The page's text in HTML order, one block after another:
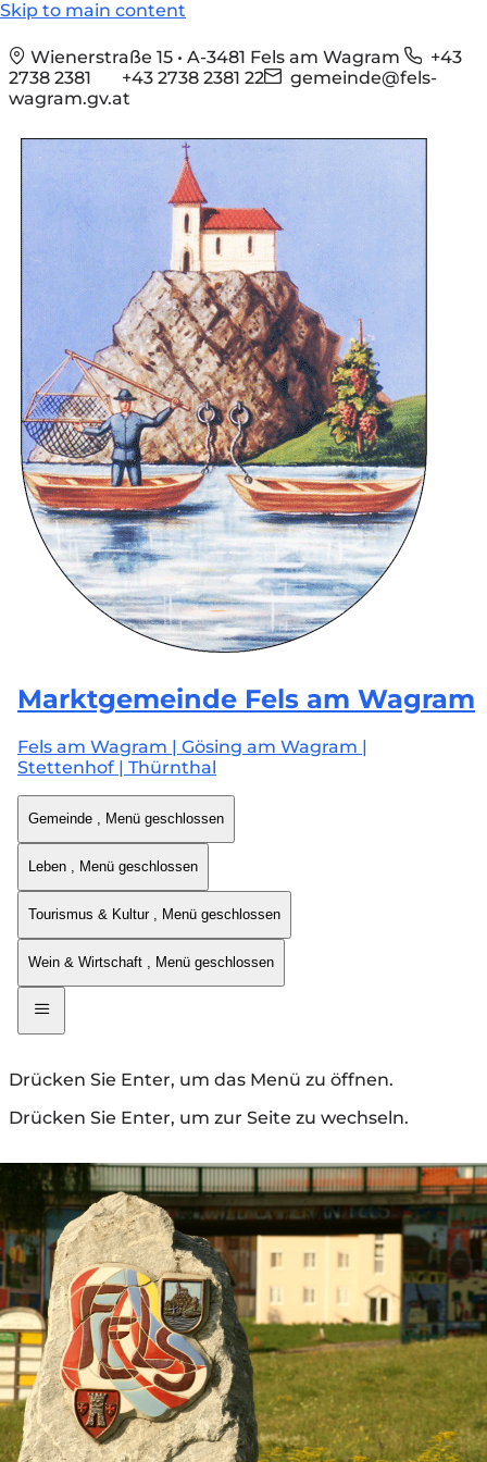
Skip to main content
Wienerstraße 15 • A-3481 Fels am Wagram
+43
2738 2381
+43 2738 2381 22
gemeinde@fels-
wagram.gv.at
Marktgemeinde Fels am Wagram
Fels am Wagram | Gösing am Wagram |
Stettenhof | Thürnthal
Gemeinde , Menü geschlossen
Leben , Menü geschlossen
Tourismus & Kultur , Menü geschlossen
Wein & Wirtschaft , Menü geschlossen
Drücken Sie Enter, um das Menü zu öffnen.
Drücken Sie Enter, um zur Seite zu wechseln.